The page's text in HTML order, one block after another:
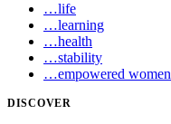
…life
…learning
…health
…stability
…empowered women
DISCOVER